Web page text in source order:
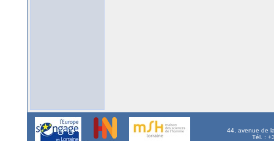
44, avenue de
Tél. :